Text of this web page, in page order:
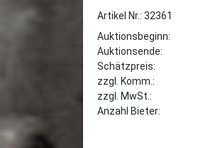
Artikel Nr.: 32361
Auktionsbeginn:
Auktionsende:
Schätzpreis:
zzgl. Komm.:
zzgl. MwSt.:
Anzahl Bieter: